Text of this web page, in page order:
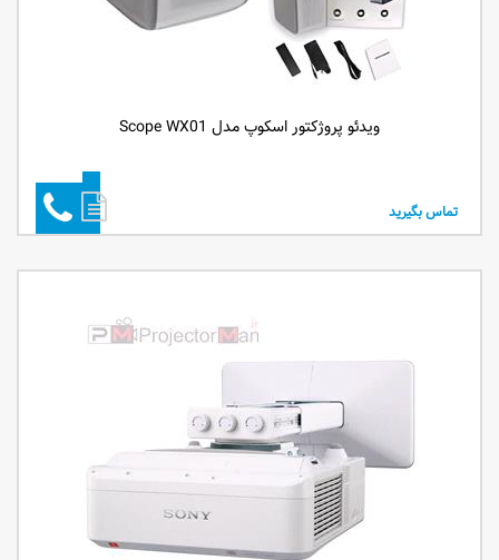
ویدئو پروژکتور اسکوپ مدل Scope WX01
تماس بگیرید